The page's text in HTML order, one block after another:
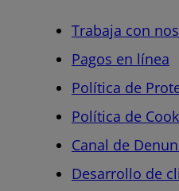
Trabaja con
Pagos en línea
Política de
Política de
Canal de
Desarrollo de